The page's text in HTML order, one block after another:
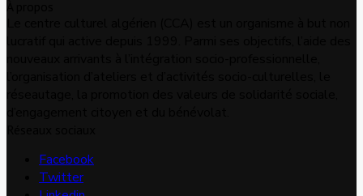
Facebook
Twitter